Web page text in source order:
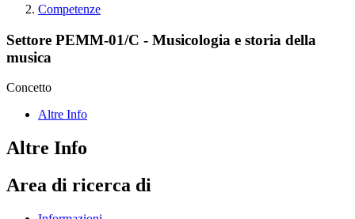
Competenze
Settore PEMM-01/C - Musicologia e storia della
musica
Concetto
Altre Info
Altre Info
Area di ricerca di